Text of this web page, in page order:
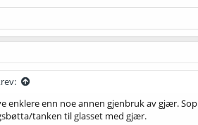
enklere enn noe annen gjenbruk av gjær.
tanken til glasset med gjær.